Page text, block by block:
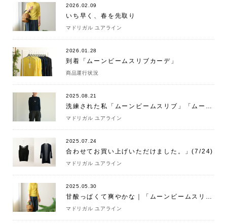
2026.02.09
いち早く、春を先取り
マドリガル ユアライン
2026.01.28
到着「ムーンビームスリブカーデ」
商品運行状況
2025.08.21
洗練された私「ムーンビームスリブ」「ムーンビームスリブカーデ」
マドリガル ユアライン
2025.07.24
合わせてお買い上げいただけました。」(7/24)
マドリガル ユアライン
2025.05.30
甘酸っぱくて爽やかな｜「ムーンビームスリブ」
マドリガル ユアライン